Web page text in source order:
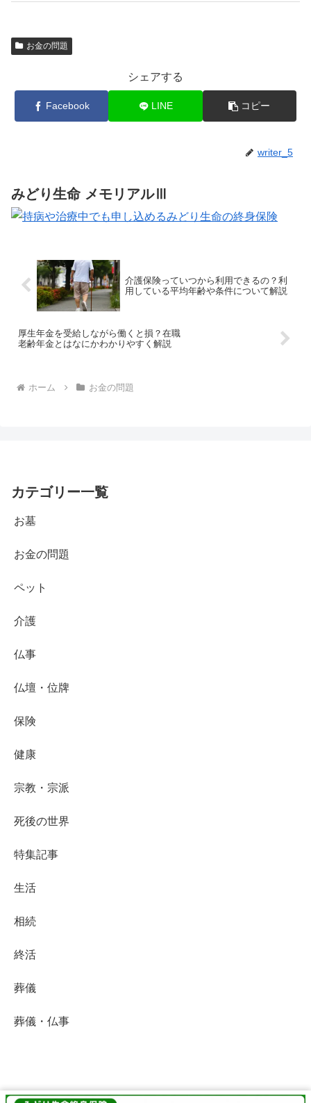
お金の問題
シェアする
Facebook LINE コピー
writer_5
みどり生命 メモリアルⅢ
介護保険っていつから利用できるの？利
用している平均年齢や条件について解説
厚生年金を受給しながら働くと損？在職
老齢年金とはなにかわかりやすく解説
ホーム お金の問題
カテゴリー一覧
お墓
お金の問題
ペット
介護
仏事
仏壇・位牌
保険
健康
宗教・宗派
死後の世界
特集記事
生活
相続
終活
葬儀
葬儀・仏事
終活Life